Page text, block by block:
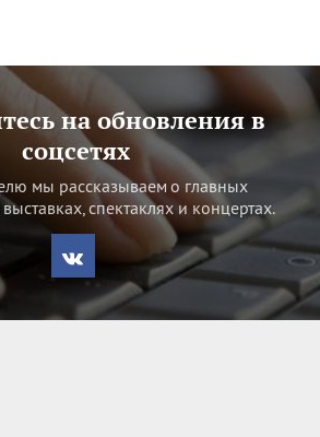
на обновления в
соцсетях
мы рассказываем о главных
спектаклях и концертах.